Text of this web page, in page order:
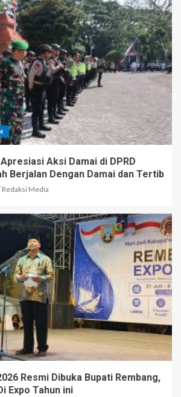
Aksi Damai di DPRD
Berjalan Dengan Damai dan Tertib
Redaksi Media
Resmi Dibuka Bupati Rembang,
Expo Tahun ini